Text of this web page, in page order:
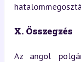
X. Összegzés
Az angol